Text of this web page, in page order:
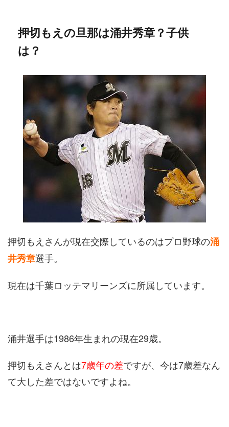
押切もえの旦那は涌井秀章？子供
は？
押切もえさんが現在交際しているのはプロ野球の涌
井秀章選手。
現在は千葉ロッテマリーンズに所属しています。
涌井選手は1986年生まれの現在29歳。
押切もえさんとは7歳年の差ですが、今は7歳差なん
て大した差ではないですよね。